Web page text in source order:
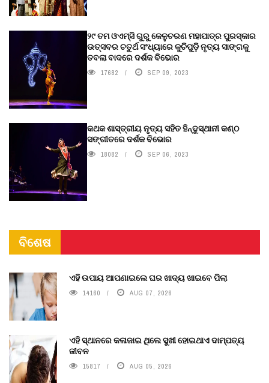
୨୯ ତମ ଓଏମ୍‌ସି ଗୁରୁ କେଳୁଚରଣ ମହାପାତ୍ର ପୁରସ୍କାର
ଉତ୍ସବର ଚତୁର୍ଥ ସଂଧ୍ୟାରେ କୁଚିପୁଡ଼ି ନୃତ୍ୟ ସାଙ୍ଗକୁ
ତବଲା ବାଦରେ ଦର୍ଶକ ବିଭୋର
17682 SEP 09, 2023
କଥକ ଶାସ୍ତ୍ରୀୟ ନୃତ୍ୟ ସହିତ ହିନ୍ଦୁସ୍ଥାନୀ କଣ୍ଠ
ସଙ୍ଗୀତରେ ଦର୍ଶକ ବିଭୋର
18082 SEP 06, 2023
ବିଶେଷ
ଏହି ଉପାୟ ଆପଣାଇଲେ ଘର ଖାଦ୍ୟ ଖାଇବେ ପିଲା
14160 AUG 07, 2026
ଏହି ସ୍ଥାନରେ କଳାଜାଇ ଥିଲେ ସୁଖୀ ହୋଇଥାଏ ଦାମ୍ପତ୍ୟ
ଜୀବନ
15817 AUG 05, 2026